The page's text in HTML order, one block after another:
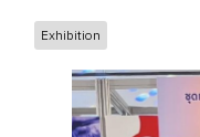
Exhibition